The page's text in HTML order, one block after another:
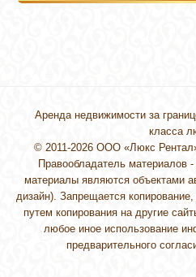
Аренда недвижимости за
класса
© 2011-2026 ООО «Люкс
Правообладатель
материалы являются объектами
дизайн). Запрещается
путем копирования на другие
любое иное использование
предварительного